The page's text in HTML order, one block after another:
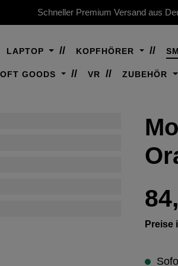
Schneller Premium Versand aus
LAPTOP KOPFHÖRER
GOODS VR ZUBEHÖR
Preise